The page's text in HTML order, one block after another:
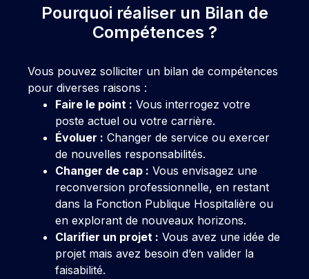
Pourquoi réaliser un Bilan de
Compétences ?
Vous pouvez solliciter un bilan de compétences
pour diverses raisons :
Faire le point : Vous interrogez votre
poste actuel ou votre carrière.
Évoluer : Changer de service ou exercer
de nouvelles responsabilités.
Changer de cap : Vous envisagez une
reconversion professionnelle, en restant
dans la Fonction Publique Hospitalière ou
en explorant de nouveaux horizons.
Clarifier un projet : Vous avez une idée de
projet mais avez besoin d’en valider la
faisabilité.